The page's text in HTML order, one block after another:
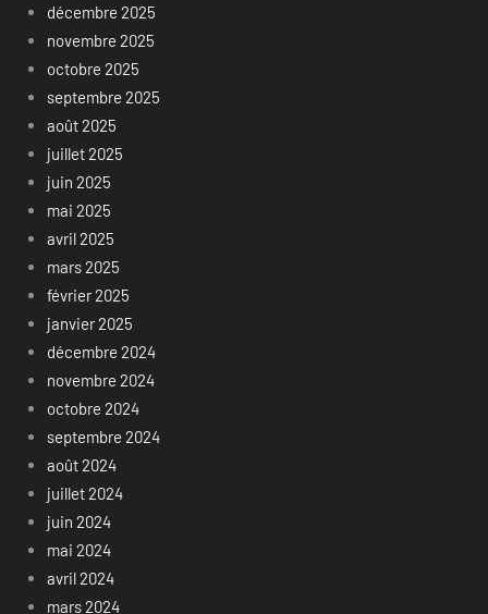
décembre 2025
novembre 2025
octobre 2025
septembre 2025
août 2025
juillet 2025
juin 2025
mai 2025
avril 2025
mars 2025
février 2025
janvier 2025
décembre 2024
novembre 2024
octobre 2024
septembre 2024
août 2024
juillet 2024
juin 2024
mai 2024
avril 2024
mars 2024